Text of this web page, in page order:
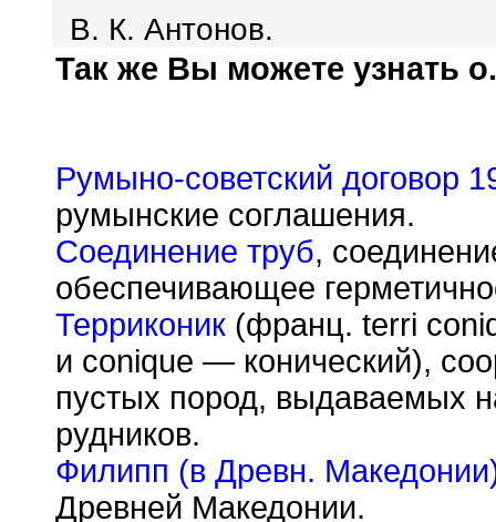
В. К. Антонов.
Так же Вы можете узнать
Румыно-советский договор
румынские соглашения.
Соединение труб,
обеспечивающее
Терриконик (франц. terri
и conique — конический),
пустых пород, выдаваемых
рудников.
Филипп (в Древн.
Древней Македонии.